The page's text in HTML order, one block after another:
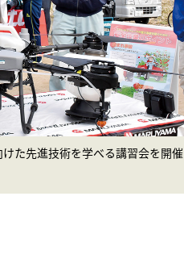
た先進技術を学べる講習会を開催